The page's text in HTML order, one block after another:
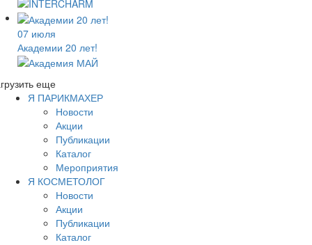
07 июля
Академии 20 лет!
еще
Я ПАРИКМАХЕР
Новости
Акции
Публикации
Каталог
Мероприятия
Я КОСМЕТОЛОГ
Новости
Акции
Публикации
Каталог